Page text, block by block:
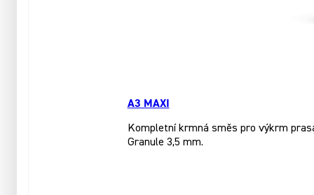
A3 MAXI
Kompletní krmná směs pro výkrm
Granule 3,5 mm.